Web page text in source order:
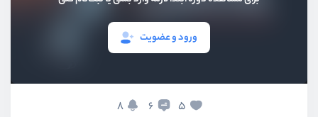
ورود و عضویت
5
6
8
ویدیو آموزشی 05:25